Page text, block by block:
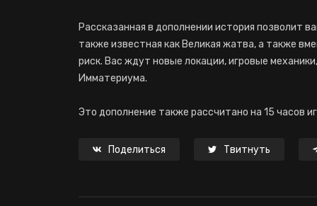
Рассказанная в дополнении история позволит
также известная как Великая жатва, а также
риск. Вас ждут новые локации, игровые
Имматериума.
Это дополнение также рассчитано на 15 часов
Поделиться Твитнуть